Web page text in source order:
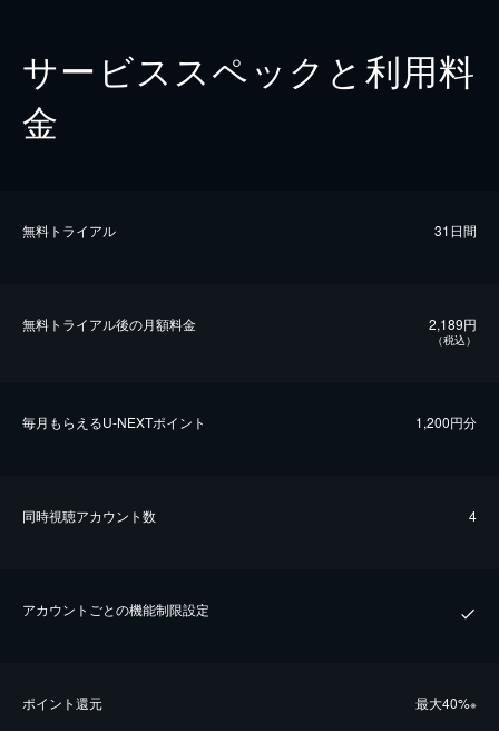
サービススペックと利用料
金
無料トライアル 31日間
無料トライアル後の⽉額料金 2,189円
（税込）
毎⽉もらえるU-NEXTポイント 1,200円分
同時視聴アカウント数 4
アカウントごとの機能制限設定
ポイント還元 最⼤40%※